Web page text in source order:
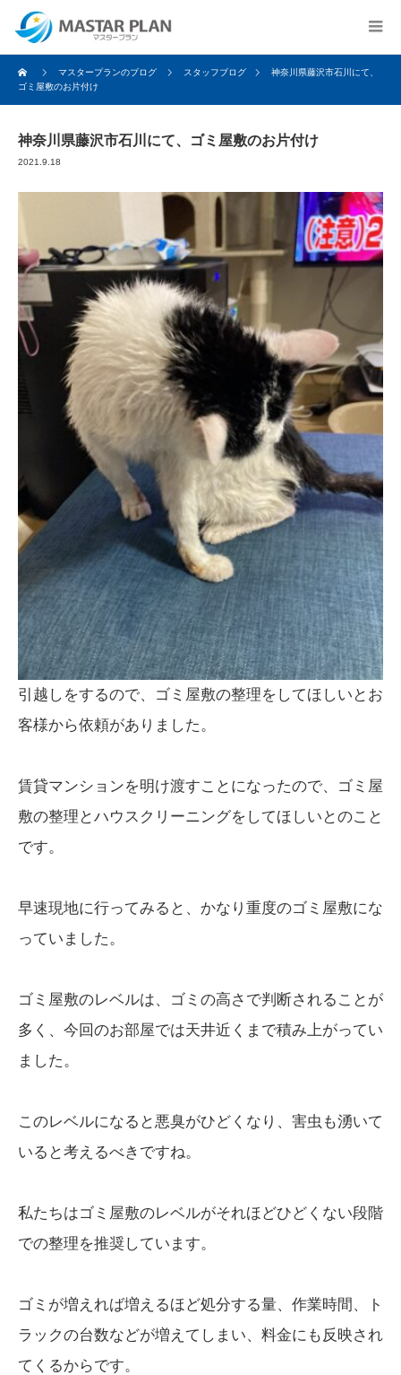
マスタープランのブログ スタッフブログ
神奈川県藤沢市石川にて、
ゴミ屋敷のお片付け
神奈川県藤沢市石川にて、ゴミ屋敷のお片付け
2021.9.18
引越しをするので、ゴミ屋敷の整理をしてほしいとお
客様から依頼がありました。
賃貸マンションを明け渡すことになったので、ゴミ屋
敷の整理とハウスクリーニングをしてほしいとのこと
です。
早速現地に行ってみると、かなり重度のゴミ屋敷にな
っていました。
ゴミ屋敷のレベルは、ゴミの高さで判断されることが
多く、今回のお部屋では天井近くまで積み上がってい
ました。
このレベルになると悪臭がひどくなり、害虫も湧いて
いると考えるべきですね。
私たちはゴミ屋敷のレベルがそれほどひどくない段階
での整理を推奨しています。
ゴミが増えれば増えるほど処分する量、作業時間、ト
ラックの台数などが増えてしまい、料金にも反映され
てくるからです。